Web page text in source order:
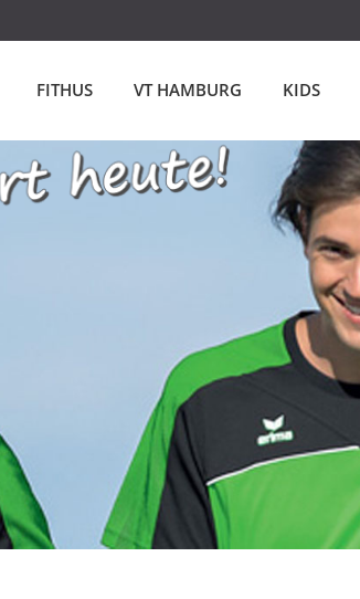
FITHUS VT HAMBURG KIDS